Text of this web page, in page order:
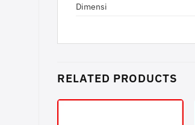
Dimensi
RELATED PRODUCTS